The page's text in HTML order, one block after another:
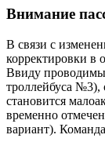
Внимание
В связи с
корректировки в
Ввиду
троллейбуса №3),
становится
временно
вариант).